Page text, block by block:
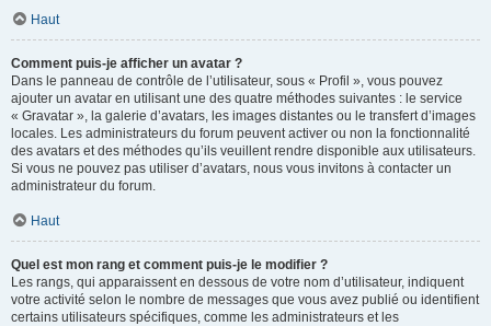
Haut
Comment puis-je afficher un avatar ?
Dans le panneau de contrôle de l’utilisateur, sous « Profil », vous pouvez
ajouter un avatar en utilisant une des quatre méthodes suivantes : le service
« Gravatar », la galerie d’avatars, les images distantes ou le transfert d’images
locales. Les administrateurs du forum peuvent activer ou non la fonctionnalité
des avatars et des méthodes qu’ils veuillent rendre disponible aux utilisateurs.
Si vous ne pouvez pas utiliser d’avatars, nous vous invitons à contacter un
administrateur du forum.
Haut
Quel est mon rang et comment puis-je le modifier ?
Les rangs, qui apparaissent en dessous de votre nom d’utilisateur, indiquent
votre activité selon le nombre de messages que vous avez publié ou identifient
certains utilisateurs spécifiques, comme les administrateurs et les